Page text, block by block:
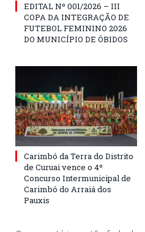
EDITAL Nº 001/2026 – III
COPA DA INTEGRAÇÃO DE
FUTEBOL FEMININO 2026
DO MUNICÍPIO DE ÓBIDOS
Carimbó da Terra do Distrito
de Curuai vence o 4º
Concurso Intermunicipal de
Carimbó do Arraiá dos
Pauxis